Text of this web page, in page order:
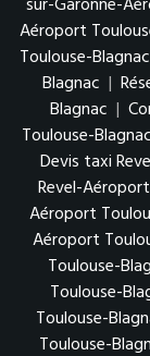
Aéroport
Toulouse-Blagnac
Blagnac |
Blagnac |
Toulouse-Blagnac
Devis taxi
Revel-
Aéroport
Aéroport
Toulouse-
Toulouse-
Toulouse-
Toulouse-